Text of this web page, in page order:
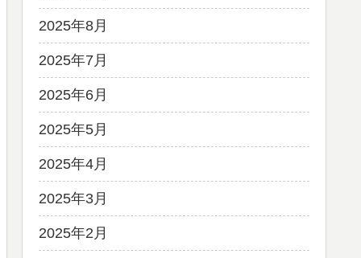
2025年8月
2025年7月
2025年6月
2025年5月
2025年4月
2025年3月
2025年2月